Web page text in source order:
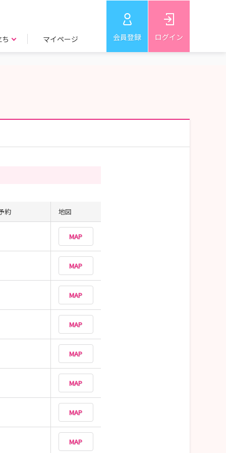
マイページ 会員登録 ログイン
約 地図
MAP
MAP
MAP
MAP
MAP
MAP
MAP
MAP